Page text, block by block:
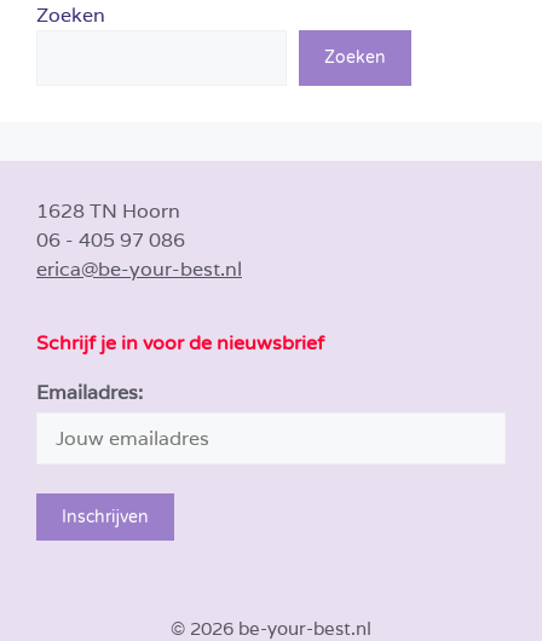
Zoeken
Zoeken
1628 TN Hoorn
06 - 405 97 086
erica@be-your-best.nl
Schrijf je in voor de nieuwsbrief
Emailadres:
© 2026 be-your-best.nl